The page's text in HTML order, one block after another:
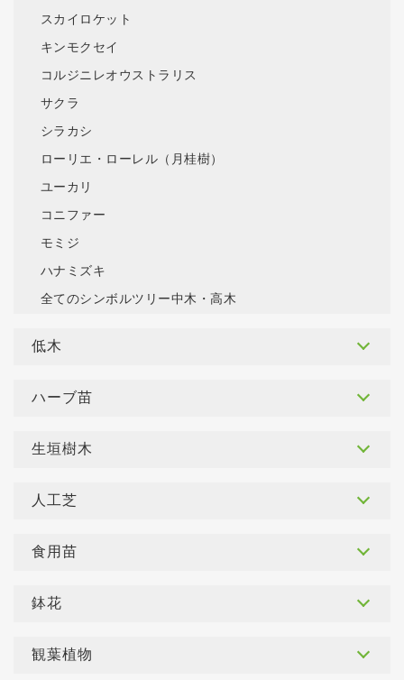
スカイロケット
キンモクセイ
コルジニレオウストラリス
サクラ
シラカシ
ローリエ・ローレル（月桂樹）
ユーカリ
コニファー
モミジ
ハナミズキ
全てのシンボルツリー中木・高木
低木
ハーブ苗
生垣樹木
人工芝
食用苗
鉢花
観葉植物